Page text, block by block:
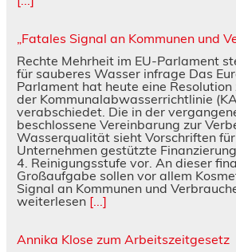
„Fatales Signal an Kommunen und
Rechte Mehrheit im EU-Parlament
für sauberes Wasser infrage Das
Parlament hat heute eine Resolution
der Kommunalabwasserrichtlinie
verabschiedet. Die in der
beschlossene Vereinbarung zur
Wasserqualität sieht Vorschriften
Unternehmen gestützte
4. Reinigungsstufe vor. An dieser
Großaufgabe sollen vor allem
Signal an Kommunen und
weiterlesen [...]
Annika Klose zum Arbeitszeitgesetz